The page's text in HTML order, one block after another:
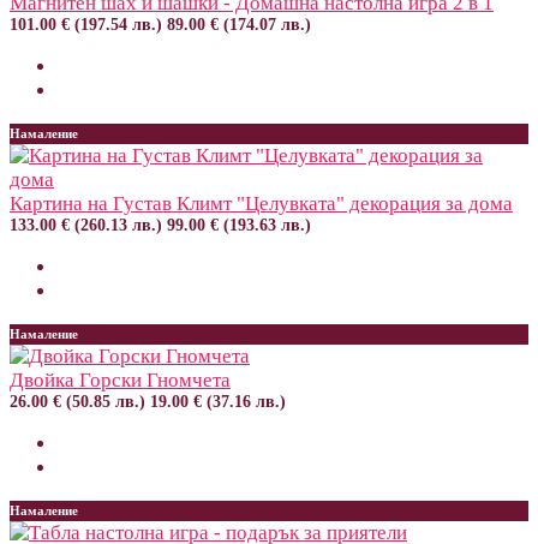
101.00 € (197.54 лв.) 89.00 € (174.07 лв.)
Намаление
Картина на Густав Климт "Целувката" декорация за дома
133.00 € (260.13 лв.) 99.00 € (193.63 лв.)
Намаление
Двойка Горски Гномчета
26.00 € (50.85 лв.) 19.00 € (37.16 лв.)
Намаление